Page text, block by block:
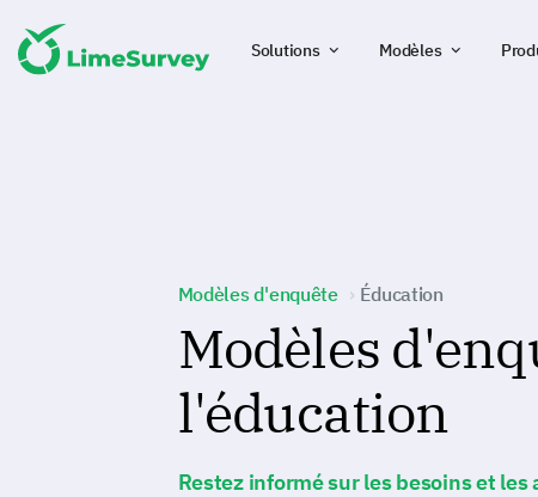
Solutions Modèles
Modèles d'enquête Éducation
Modèles
l'éducation
Restez informé sur les besoins et